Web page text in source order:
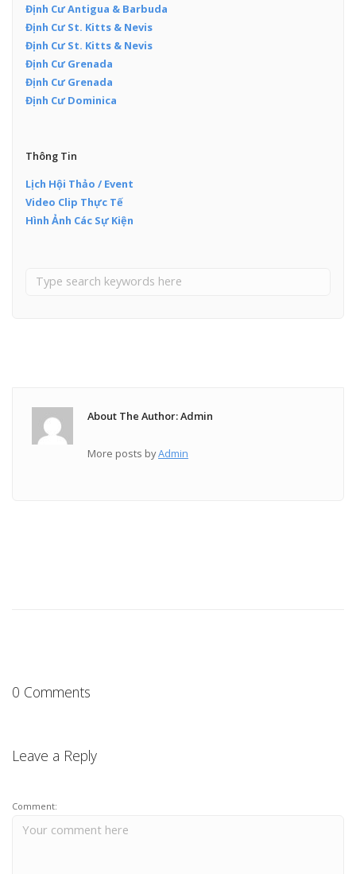
Định Cư Antigua & Barbuda
Định Cư St. Kitts & Nevis
Định Cư St. Kitts & Nevis
Định Cư Grenada
Định Cư Grenada
Định Cư Dominica
Thông Tin
Lịch Hội Thảo / Event
Video Clip Thực Tế
Hình Ảnh Các Sự Kiện
About The Author: Admin
More posts byAdmin
0 Comments
Leave a Reply
Comment: